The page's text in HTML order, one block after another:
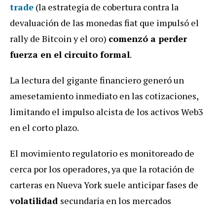
trade (la estrategia de cobertura contra la
devaluación de las monedas fiat que impulsó el
rally de Bitcoin y el oro) comenzó a perder
fuerza en el circuito formal.
La lectura del gigante financiero generó un
amesetamiento inmediato en las cotizaciones,
limitando el impulso alcista de los activos Web3
en el corto plazo.
El movimiento regulatorio es monitoreado de
cerca por los operadores, ya que la rotación de
carteras en Nueva York suele anticipar fases de
volatilidad secundaria en los mercados